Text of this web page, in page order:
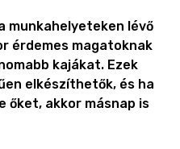
munkahelyeteken lévő
érdemes magatoknak
kajákat. Ezek
elkészíthetők, és ha
őket, akkor másnap is